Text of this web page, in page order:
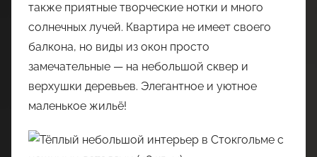
также приятные творческие нотки и много
солнечных лучей. Квартира не имеет своего
балкона, но виды из окон просто
замечательные — на небольшой сквер и
верхушки деревьев. Элегантное и уютное
маленькое жильё!